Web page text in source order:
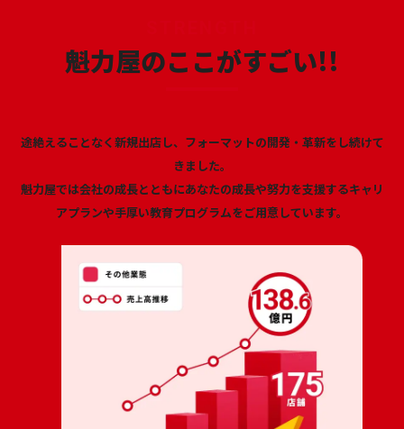
魁力屋のここがすごい!!
途絶えることなく新規出店し、フォーマットの開発・革新をし続けて
きました。
魁力屋では会社の成長とともにあなたの成長や努力を支援するキャリ
アプランや手厚い教育プログラムをご用意しています。